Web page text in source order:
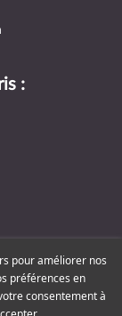
:
pour améliorer nos
préférences en
consentement à